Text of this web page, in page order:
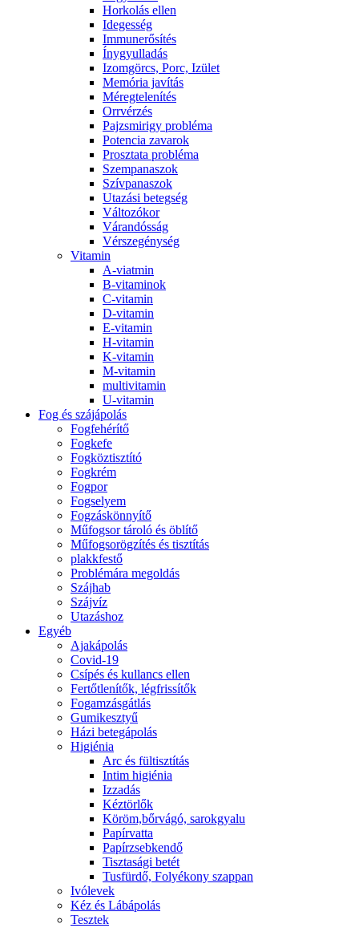
Horkolás ellen
Idegesség
Immunerősítés
Ínygyulladás
Izomgörcs, Porc, Izület
Memória javítás
Méregtelenítés
Orrvérzés
Pajzsmirigy probléma
Potencia zavarok
Prosztata probléma
Szempanaszok
Szívpanaszok
Utazási betegség
Változókor
Várandósság
Vérszegénység
Vitamin
A-viatmin
B-vitaminok
C-vitamin
D-vitamin
E-vitamin
H-vitamin
K-vitamin
M-vitamin
multivitamin
U-vitamin
Fog és szájápolás
Fogfehérítő
Fogkefe
Fogköztisztító
Fogkrém
Fogpor
Fogselyem
Fogzáskönnyítő
Műfogsor tároló és öblítő
Műfogsorögzítés és tisztítás
plakkfestő
Problémára megoldás
Szájhab
Szájvíz
Utazáshoz
Egyéb
Ajakápolás
Covid-19
Csípés és kullancs ellen
Fertőtlenítők, légfrissítők
Fogamzásgátlás
Gumikesztyű
Házi betegápolás
Higiénia
Arc és fültisztítás
Intim higiénia
Izzadás
Kéztörlők
Köröm,bőrvágó, sarokgyalu
Papírvatta
Papírzsebkendő
Tisztasági betét
Tusfürdő, Folyékony szappan
Ivólevek
Kéz és Lábápolás
Tesztek